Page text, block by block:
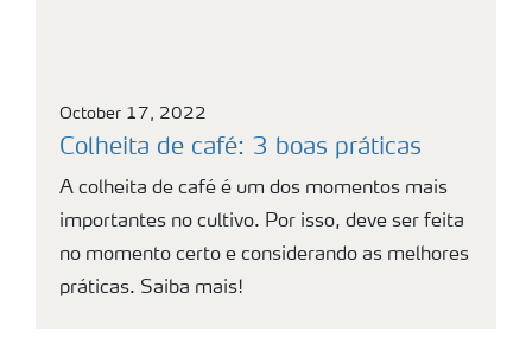
October 17, 2022
Colheita de café: 3 boas práticas
A colheita de café é um dos momentos mais
importantes no cultivo. Por isso, deve ser feita
no momento certo e considerando as melhores
práticas. Saiba mais!